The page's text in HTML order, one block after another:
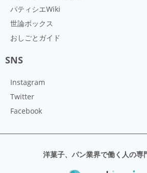
パティシエWiki
世論ボックス
おしごとガイド
SNS
Instagram
Twitter
Facebook
洋菓子、パン業界で働く人の専